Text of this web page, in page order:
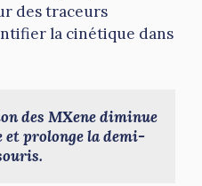
des traceurs
la cinétique dans
des MXene diminue
prolonge la demi-